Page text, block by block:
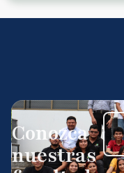
Conozca
nuestras